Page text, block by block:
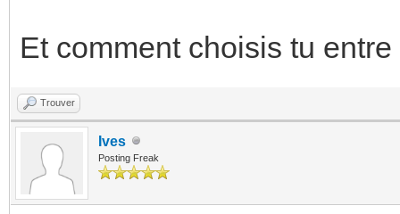
Et comment choisis tu
Trouver
Ives
Posting Freak